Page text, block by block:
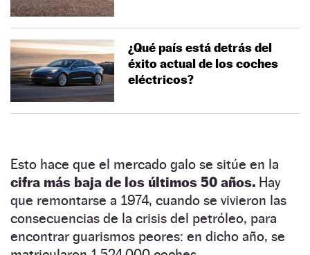
¿Qué país está detrás del
éxito actual de los coches
eléctricos?
Esto hace que el mercado galo se sitúe en la
cifra más baja de los últimos 50 años. Hay
que remontarse a 1974, cuando se vivieron las
consecuencias de la crisis del petróleo, para
encontrar guarismos peores: en dicho año, se